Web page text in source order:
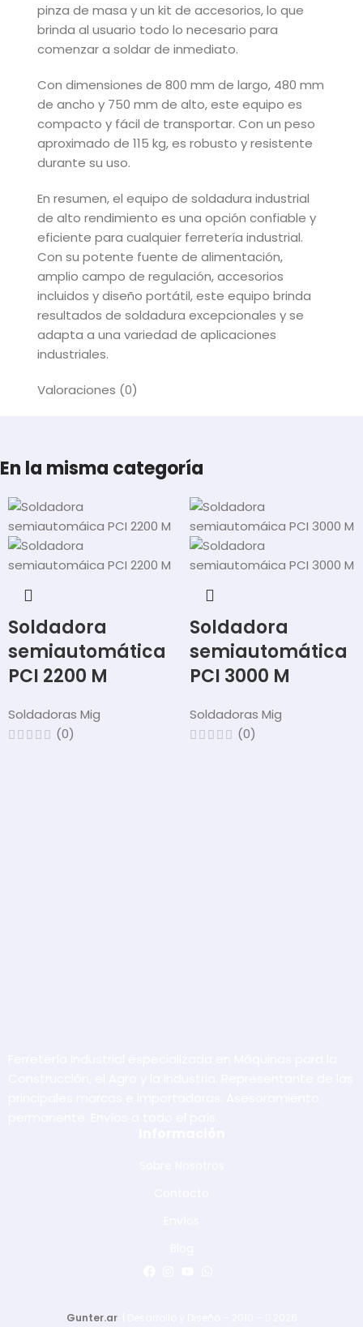
pinza de masa y un kit de accesorios, lo que
brinda al usuario todo lo necesario para
comenzar a soldar de inmediato.
Con dimensiones de 800 mm de largo, 480 mm
de ancho y 750 mm de alto, este equipo es
compacto y fácil de transportar. Con un peso
aproximado de 115 kg, es robusto y resistente
durante su uso.
En resumen, el equipo de soldadura industrial
de alto rendimiento es una opción confiable y
eficiente para cualquier ferretería industrial.
Con su potente fuente de alimentación,
amplio campo de regulación, accesorios
incluidos y diseño portátil, este equipo brinda
resultados de soldadura excepcionales y se
adapta a una variedad de aplicaciones
industriales.
Valoraciones (0)
En la misma categoría
Soldadora
semiautomática
PCI 2200 M
Soldadoras Mig
(0)
Soldadora
semiautomática
PCI 3000 M
Soldadoras Mig
(0)
Gunter.ar| Desarrollo y Diseño – 2010 –